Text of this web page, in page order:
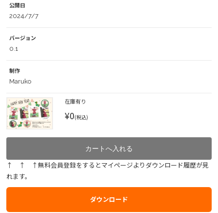
公開日
2024/7/7
バージョン
0.1
制作
Maruko
在庫有り
¥0(税込)
↑ ↑ ↑無料会員登録をするとマイページよりダウンロード履歴が見
れます。
ダウンロード